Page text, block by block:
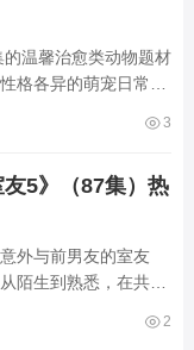
的温馨治愈类动物题材
格各异的萌宠日常：
外表掩饰内心柔软，
3
友5》（87集）热
外与前男友的室友
生到熟悉，在共同
学大佬凭借自己的智
2